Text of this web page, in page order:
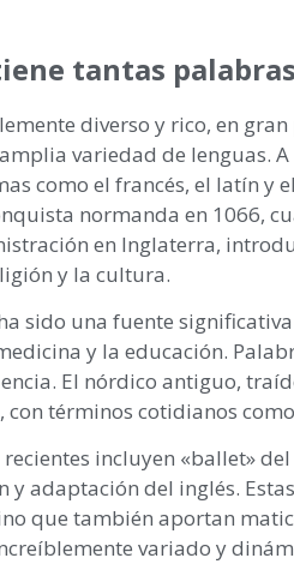
tantas
diverso y rico, en
variedad de lenguas.
como el francés, el latín y
normanda en 1066,
en Inglaterra,
y la cultura.
sido una fuente
y la educación.
El nórdico antiguo,
términos cotidianos
incluyen «ballet»
y adaptación del inglés.
que también aportan
variado y